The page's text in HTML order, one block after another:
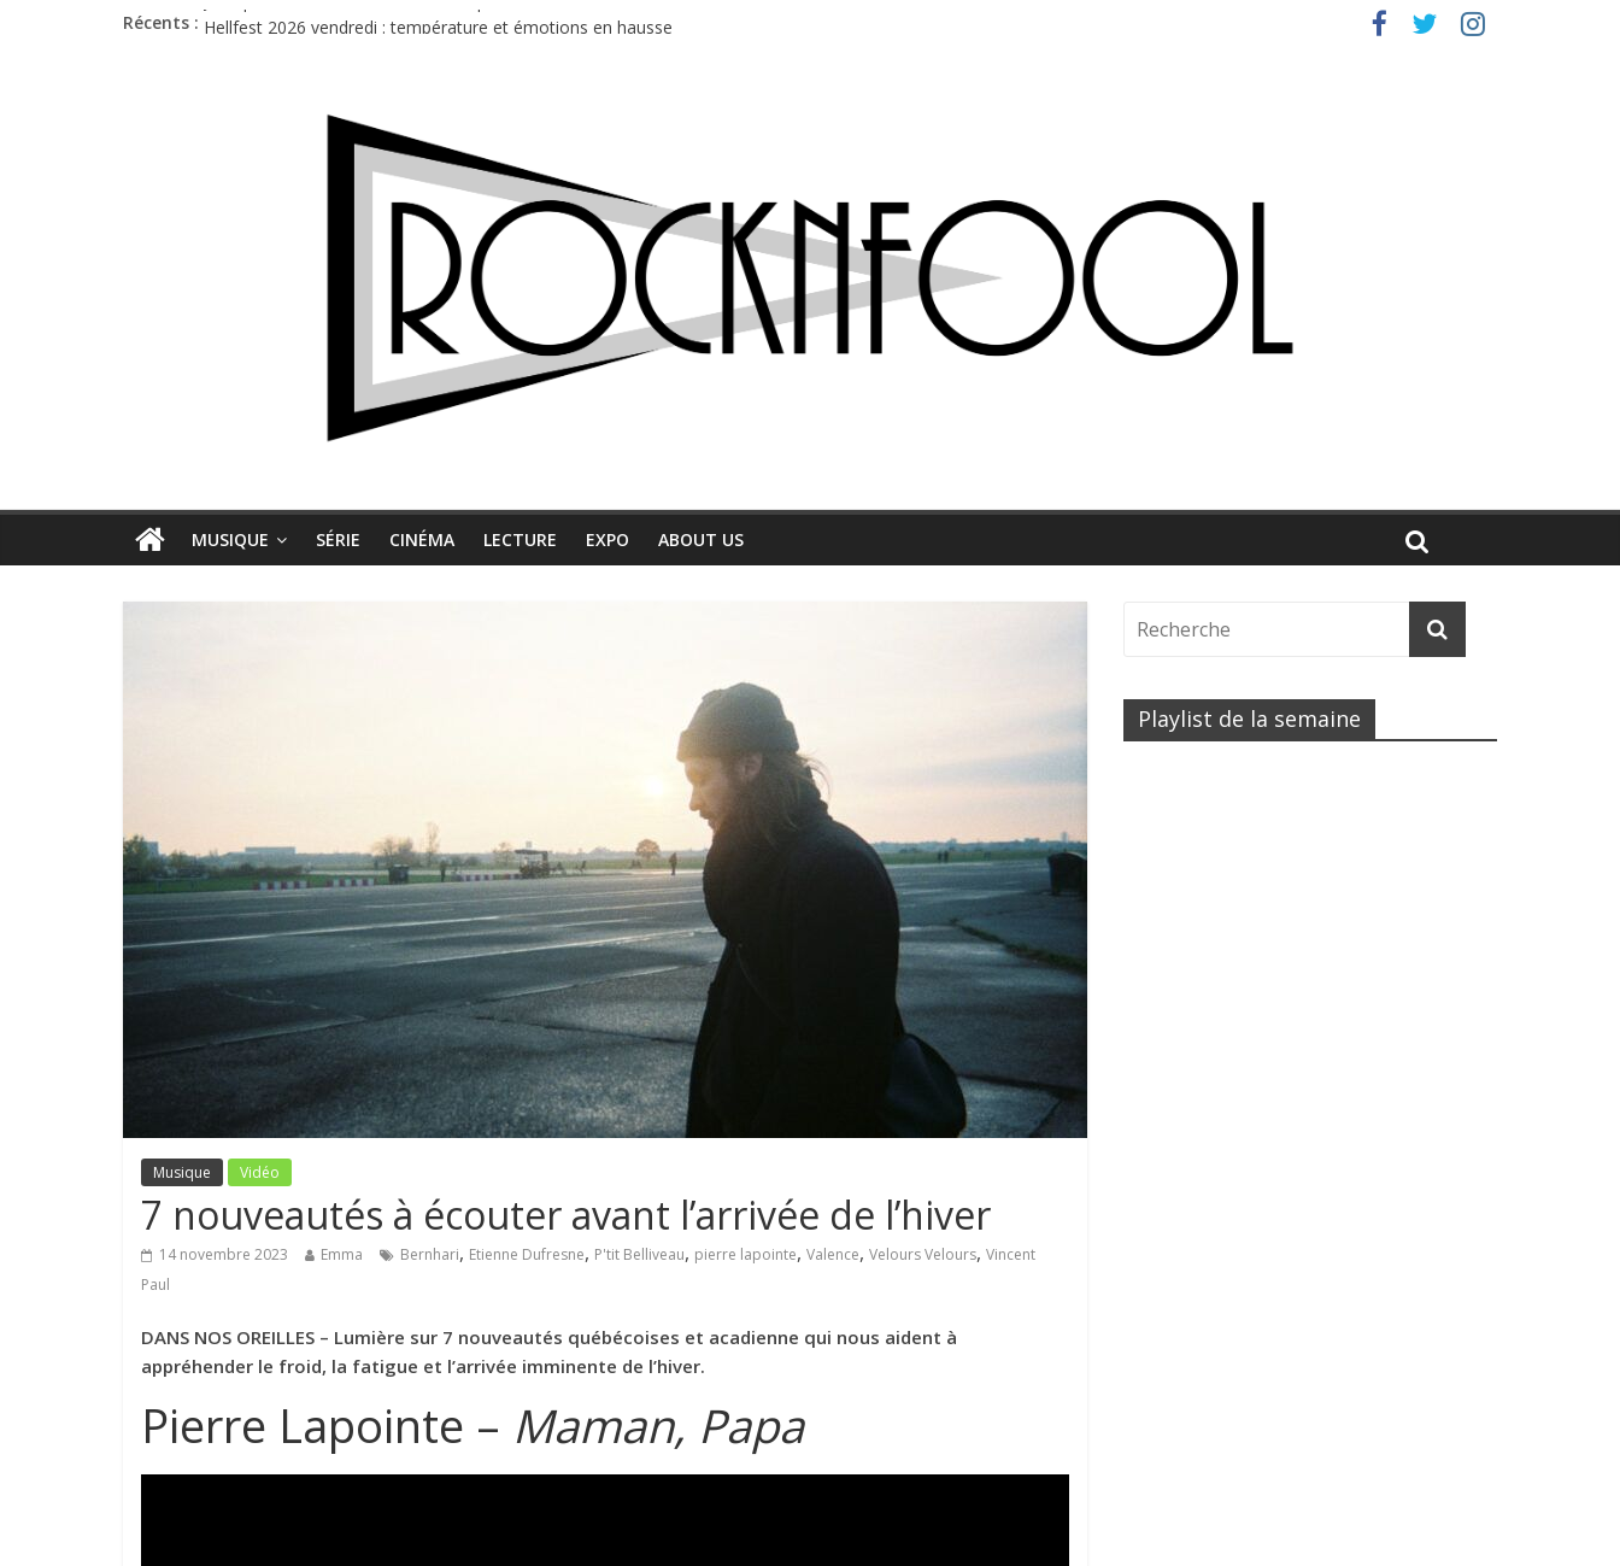
Récents : Jon Spencer & the HITmakers : coup de chaud au café Atlantik
Charlie Puth à l’Olympia : la leçon de pop du Professeur Puth
MUSIQUE SÉRIE CINÉMA LECTURE EXPO ABOUT US
Musique Vidéo
7 nouveautés à écouter avant l’arrivée de l’hiver
14 novembre 2023 Emma Bernhari, Etienne Dufresne, P'tit Belliveau, pierre lapointe, Valence, Velours Velours, Vincent
Paul
DANS NOS OREILLES – Lumière sur 7 nouveautés québécoises et acadienne qui nous aident à
appréhender le froid, la fatigue et l’arrivée imminente de l’hiver.
Pierre Lapointe – Maman, Papa
Playlist de la semaine